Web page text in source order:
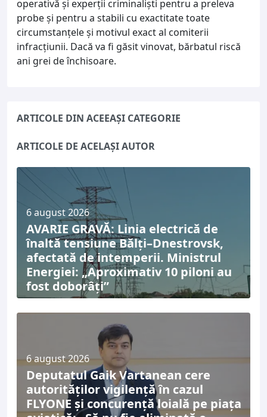
operativă și experții criminaliști pentru a preleva
probe și pentru a stabili cu exactitate toate
circumstanțele și motivul exact al comiterii
infracțiunii. Dacă va fi găsit vinovat, bărbatul riscă
ani grei de închisoare.
ARTICOLE DIN ACEEAȘI CATEGORIE
ARTICOLE DE ACELAȘI AUTOR
6 august 2026
AVARIE GRAVĂ: Linia electrică de
înaltă tensiune Bălți–Dnestrovsk,
afectată de intemperii. Ministrul
Energiei: „Aproximativ 10 piloni au
fost doborâți”
6 august 2026
Deputatul Gaik Vartanean cere
autorităților vigilență în cazul
FLYONE și concurență loială pe piața